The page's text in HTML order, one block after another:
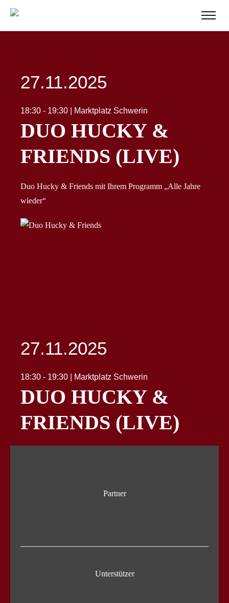
27.11.2025
18:30 - 19:30 | Marktplatz Schwerin
DUO HUCKY &
FRIENDS (LIVE)
Duo Hucky & Friends mit Ihrem Programm „Alle Jahre
wieder“
27.11.2025
18:30 - 19:30 | Marktplatz Schwerin
DUO HUCKY &
FRIENDS (LIVE)
Partner
Unterstützer